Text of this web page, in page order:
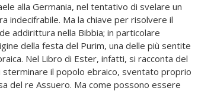
alla Germania, nel tentativo di svelare un
indecifrabile. Ma la chiave per risolvere il
addirittura nella Bibbia; in particolare
della festa del Purim, una delle più sentite
Nel Libro di Ester, infatti, si racconta del
il popolo ebraico, sventato proprio
del re Assuero. Ma come possono essere